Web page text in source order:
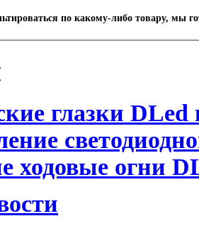
по какому-либо товару, мы
глазки DLed
ходовые огни